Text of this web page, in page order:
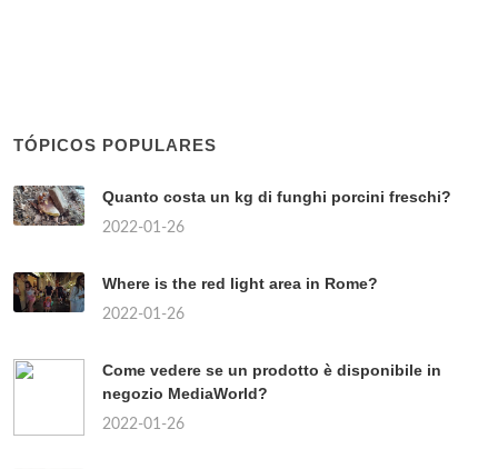
TÓPICOS POPULARES
Quanto costa un kg di funghi porcini freschi?
2022-01-26
Where is the red light area in Rome?
2022-01-26
Come vedere se un prodotto è disponibile in
negozio MediaWorld?
2022-01-26